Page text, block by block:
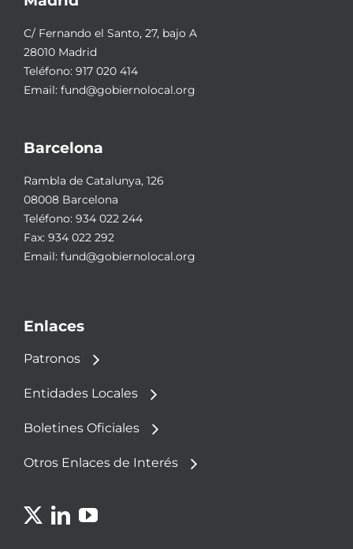
C/ Fernando el Santo, 27, bajo A
28010 Madrid
Teléfono: 917 020 414
Email: fund@gobiernolocal.org
Barcelona
Rambla de Catalunya, 126
08008 Barcelona
Teléfono: 934 022 244
Fax: 934 022 292
Email: fund@gobiernolocal.org
Enlaces
Patronos
Entidades Locales
Boletines Oficiales
Otros Enlaces de Interés